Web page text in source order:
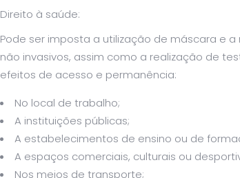
Direito à saúde:
Pode ser imposta a utilização de máscara e
não invasivos, assim como a realização de
efeitos de acesso e permanência:
No local de trabalho;
A instituições públicas;
A estabelecimentos de ensino ou de
A espaços comerciais, culturais ou
Nos meios de transporte;